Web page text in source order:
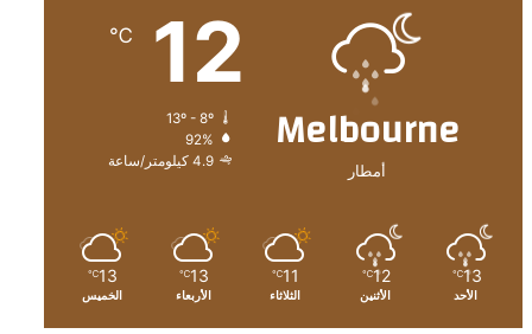
Melbourne
أمطار
12
℃
13º - 8º
92%
4.9 كيلومتر/ساعة
13
℃
الأحد
12
℃
الأثنين
11
℃
الثلاثاء
13
℃
الأربعاء
13
℃
الخميس